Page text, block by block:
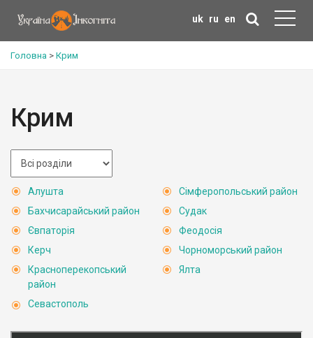
uk ru en
Головна > Крим
Крим
Алушта
Бахчисарайський район
Євпаторія
Керч
Красноперекопський
район
Севастополь
Сімферопольський район
Судак
Феодосія
Чорноморський район
Ялта